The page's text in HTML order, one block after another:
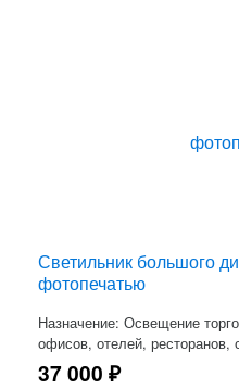
Светильник большого
фотопечатью
Назначение: Освещение
офисов, отелей, ресторанов,
37 000 ₽